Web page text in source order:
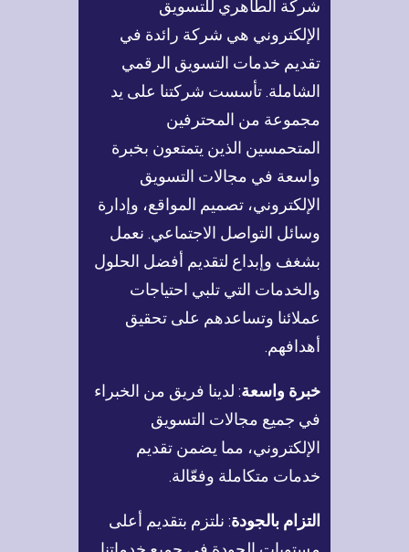
بشكل ملحوظ. يساهم
استخدام جوجل…
شركة الطاهري للتسويق
الإلكتروني هي شركة رائدة في
تقديم خدمات التسويق الرقمي
الشاملة. تأسست شركتنا على يد
مجموعة من المحترفين
المتحمسين الذين يتمتعون بخبرة
واسعة في مجالات التسويق
الإلكتروني، تصميم المواقع، وإدارة
وسائل التواصل الاجتماعي. نعمل
بشغف وإبداع لتقديم أفضل الحلول
والخدمات التي تلبي احتياجات
عملائنا وتساعدهم على تحقيق
أهدافهم.
خبرة واسعة: لدينا فريق من الخبراء
في جميع مجالات التسويق
الإلكتروني، مما يضمن تقديم
خدمات متكاملة وفعّالة.
التزام بالجودة: نلتزم بتقديم أعلى